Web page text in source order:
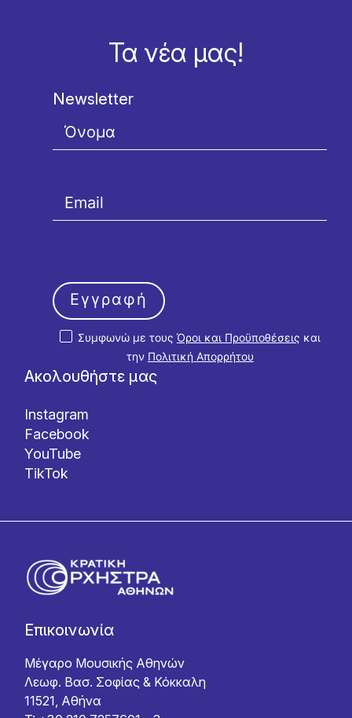
Τα νέα μας!
Ακολουθήστε μας
Instagram
Facebook
YouTube
TikTok
Newsletter
Συμφωνώ με τους Όροι και Προϋποθέσεις και
την Πολιτική Απορρήτου
Εγγραφή
Επικοινωνία
Μέγαρο Μουσικής Αθηνών
Λεωφ. Βασ. Σοφίας & Κόκκαλη
11521, Αθήνα